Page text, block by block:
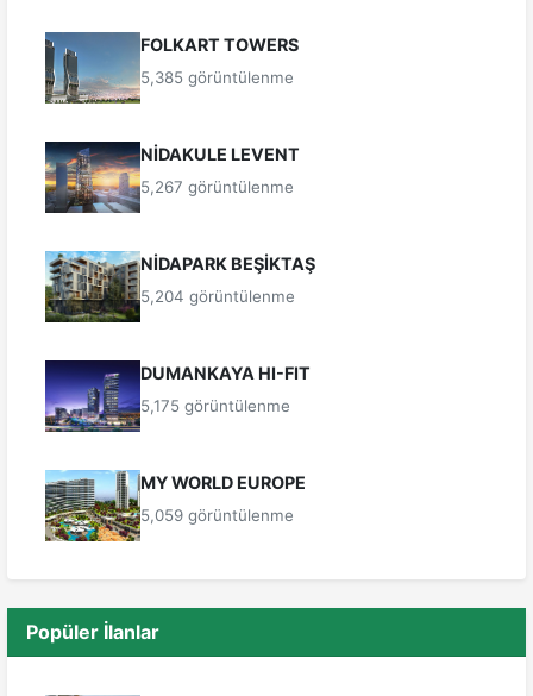
FOLKART TOWERS
5,385 görüntülenme
NİDAKULE LEVENT
5,267 görüntülenme
NİDAPARK BEŞİKTAŞ
5,204 görüntülenme
DUMANKAYA HI-FIT
5,175 görüntülenme
MY WORLD EUROPE
5,059 görüntülenme
Popüler İlanlar